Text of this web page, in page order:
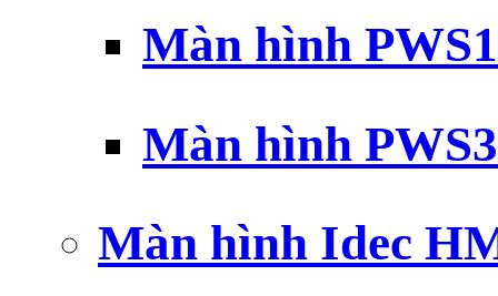
Màn hình
Màn hình
Màn hình Idec